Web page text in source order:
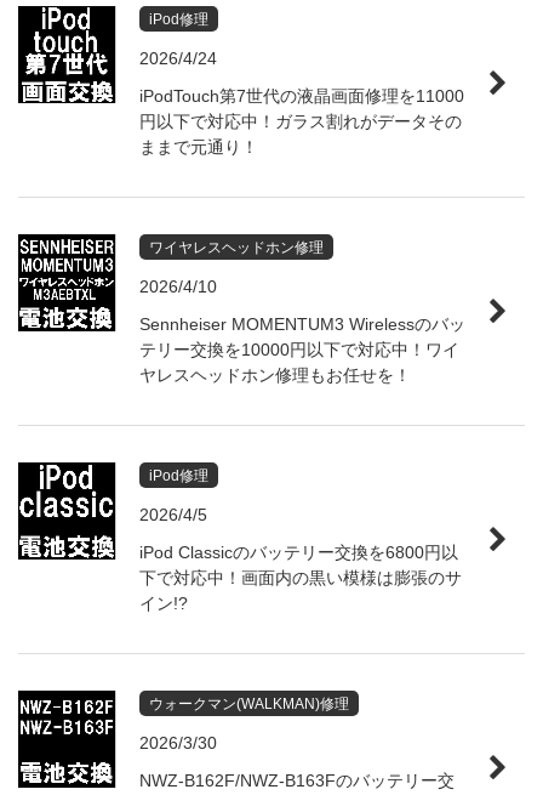
iPod修理
2026/4/24
iPodTouch第7世代の液晶画面修理を11000
円以下で対応中！ガラス割れがデータその
ままで元通り！
ワイヤレスヘッドホン修理
2026/4/10
Sennheiser MOMENTUM3 Wirelessのバッ
テリー交換を10000円以下で対応中！ワイ
ヤレスヘッドホン修理もお任せを！
iPod修理
2026/4/5
iPod Classicのバッテリー交換を6800円以
下で対応中！画面内の黒い模様は膨張のサ
イン!?
ウォークマン(WALKMAN)修理
2026/3/30
NWZ-B162F/NWZ-B163Fのバッテリー交